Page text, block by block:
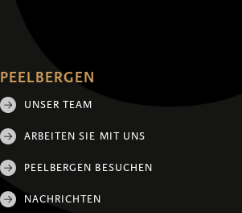
PEELBERGEN
UNSER TEAM
ARBEITEN SIE MIT UNS
PEELBERGEN BESUCHEN
NACHRICHTEN